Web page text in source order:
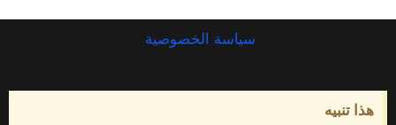
سياسة الخصوصية
هذا تنبيه